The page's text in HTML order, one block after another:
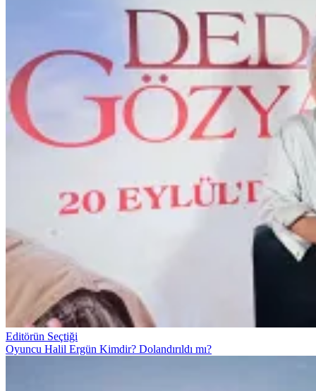
Editörün Seçtiği
Oyuncu Halil Ergün Kimdir? Dolandırıldı mı?